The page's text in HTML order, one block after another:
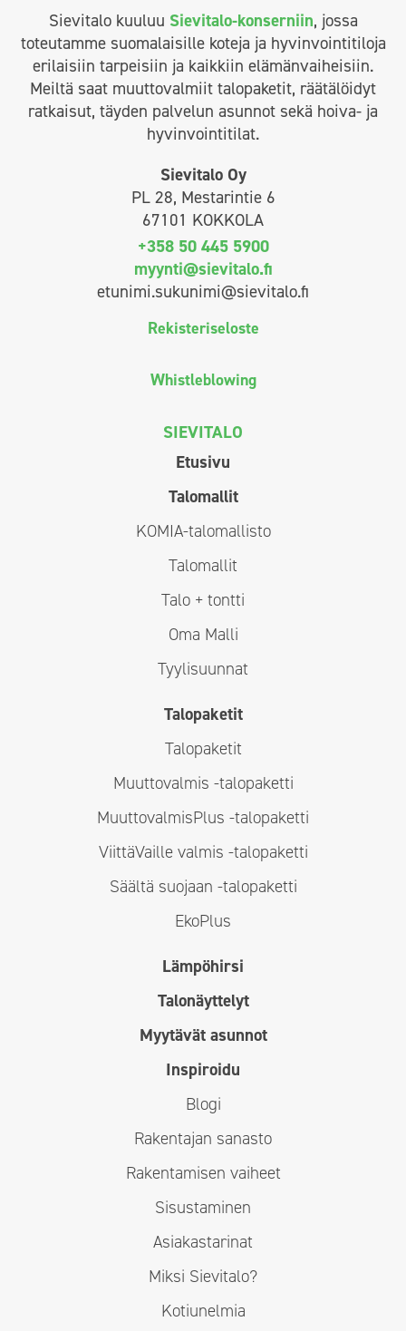
Sievitalo kuuluu Sievitalo-konserniin, jossa
toteutamme suomalaisille koteja ja hyvinvointitiloja
erilaisiin tarpeisiin ja kaikkiin elämänvaiheisiin.
Meiltä saat muuttovalmiit talopaketit, räätälöidyt
ratkaisut, täyden palvelun asunnot sekä hoiva- ja
hyvinvointitilat.
Sievitalo Oy
PL 28, Mestarintie 6
67101 KOKKOLA
+358 50 445 5900
myynti@sievitalo.fi
etunimi.sukunimi@sievitalo.fi
Rekisteriseloste
Whistleblowing
SIEVITALO
Etusivu
Talomallit
KOMIA-talomallisto
Talomallit
Talo + tontti
Oma Malli
Tyylisuunnat
Talopaketit
Talopaketit
Muuttovalmis -talopaketti
MuuttovalmisPlus -talopaketti
ViittäVaille valmis -talopaketti
Säältä suojaan -talopaketti
EkoPlus
Lämpöhirsi
Talonäyttelyt
Myytävät asunnot
Inspiroidu
Blogi
Rakentajan sanasto
Rakentamisen vaiheet
Sisustaminen
Asiakastarinat
Miksi Sievitalo?
Kotiunelmia